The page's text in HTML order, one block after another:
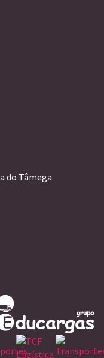
do Tâmega